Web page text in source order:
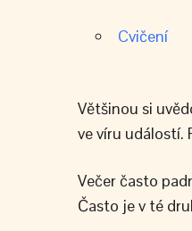
Cvičení
Většinou si
ve víru událostí.
Večer často
Často je v té